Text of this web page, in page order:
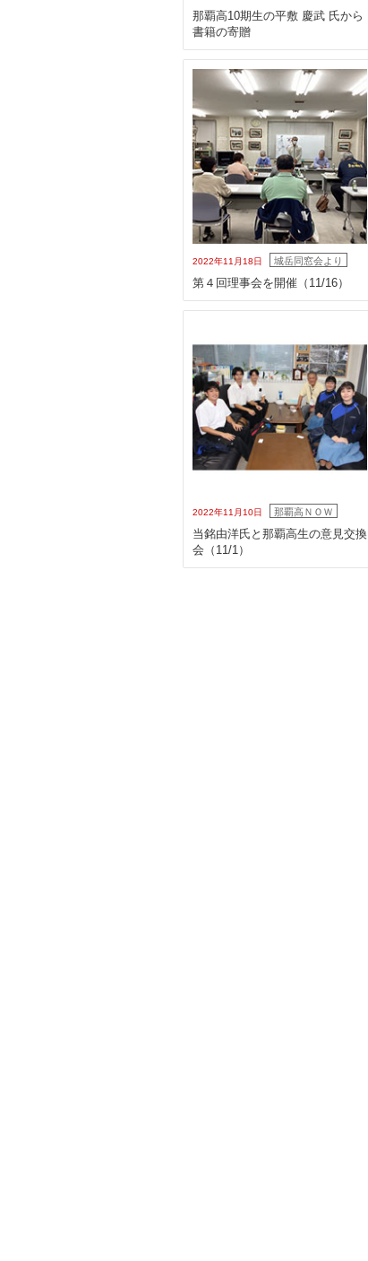
那覇高10期生の平敷 慶武 氏から
書籍の寄贈
2022年11月18日 城岳同窓会より
第４回理事会を開催（11/16）
2022年11月10日 那覇高ＮＯＷ
当銘由洋氏と那覇高生の意見交換
会（11/1）